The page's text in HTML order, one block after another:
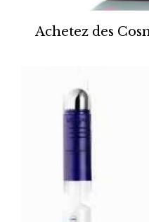
Achetez des